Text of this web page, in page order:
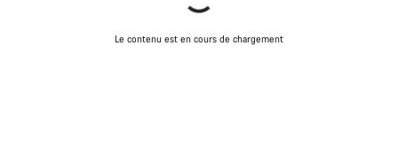
Le contenu est en cours de chargement